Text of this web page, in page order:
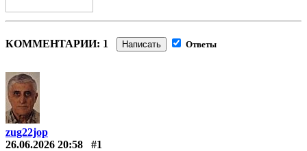
КОММЕНТАРИИ: 1 Написать Ответы
zug22jop
26.06.2026 20:58
#1